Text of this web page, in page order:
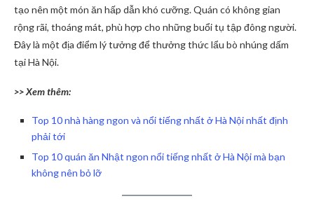
tạo nên một món ăn hấp dẫn khó cưỡng. Quán có không gian
rộng rãi, thoáng mát, phù hợp cho những buổi tụ tập đông người.
Đây là một địa điểm lý tưởng để thưởng thức lẩu bò nhúng dấm
tại Hà Nội.
>> Xem thêm:
Top 10 nhà hàng ngon và nổi tiếng nhất ở Hà Nội nhất định
phải tới
Top 10 quán ăn Nhật ngon nổi tiếng nhất ở Hà Nội mà bạn
không nên bỏ lỡ